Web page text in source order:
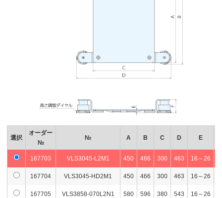
選択
オーダー
№
№ A B C D E
167703 VLS3045-L2M1 450 466 300 463 16～26
167704 VLS3045-HD2M1 450 466 300 463 16～26
167705 VLS3858-070L2N1 580 596 380 543 16～26